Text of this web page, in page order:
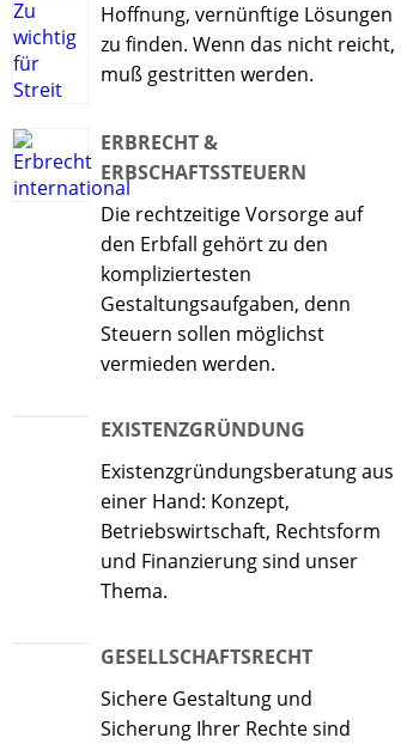
Hoffnung, vernünftige Lösungen
zu finden. Wenn das nicht reicht,
muß gestritten werden.
ERBRECHT &
ERBSCHAFTSSTEUERN
Die rechtzeitige Vorsorge auf
den Erbfall gehört zu den
kompliziertesten
Gestaltungsaufgaben, denn
Steuern sollen möglichst
vermieden werden.
EXISTENZGRÜNDUNG
Existenzgründungsberatung aus
einer Hand: Konzept,
Betriebswirtschaft, Rechtsform
und Finanzierung sind unser
Thema.
GESELLSCHAFTSRECHT
Sichere Gestaltung und
Sicherung Ihrer Rechte sind